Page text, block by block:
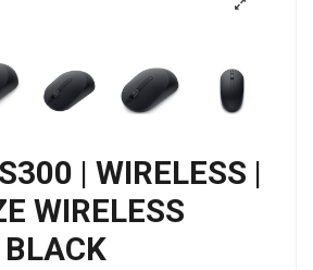
| WIRELESS |
WIRELESS